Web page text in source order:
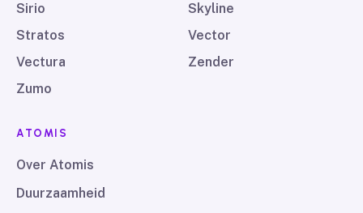
Sirio
Skyline
Stratos
Vector
Vectura
Zender
Zumo
ATOMIS
Over Atomis
Duurzaamheid